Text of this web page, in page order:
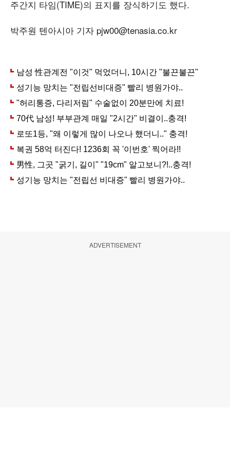
주간지 타임(TIME)의 표지를 장식하기도 했다.
박주원 텐아시아 기자 pjw00@tenasia.co.kr
ADVERTISEMENT